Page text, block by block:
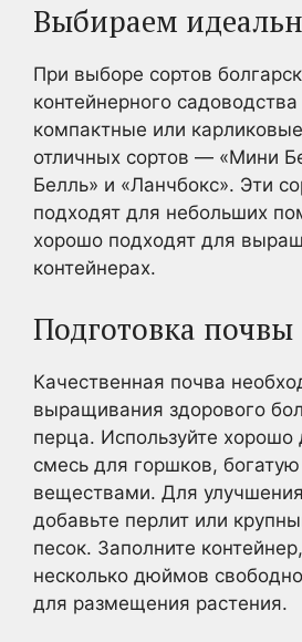
Выбираем
При выборе сортов
контейнерного
компактные или
отличных сортов — «Мини
Белль» и «Ланчбокс». Эти
подходят для небольших
хорошо подходят для
контейнерах.
Подготовка почвы
Качественная почва
выращивания здорового
перца. Используйте
смесь для горшков,
веществами. Для
добавьте перлит или
песок. Заполните
несколько дюймов
для размещения растения.